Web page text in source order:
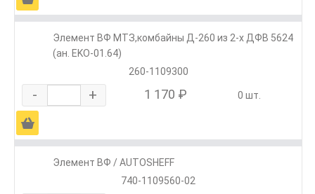
Элемент ВФ МТЗ,комбайны Д-260 из 2-х ДФВ 5624
(ан. EKO-01.64)
260-1109300
- + 1 170 ₽ 0 шт.
Ä
Элемент ВФ / AUTOSHEFF
740-1109560-02